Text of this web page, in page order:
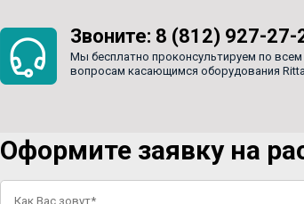
Звоните: 8 (812) 927-27-
Мы бесплатно проконсультируем по всем
вопросам касающимся оборудования
Оформите заявку на